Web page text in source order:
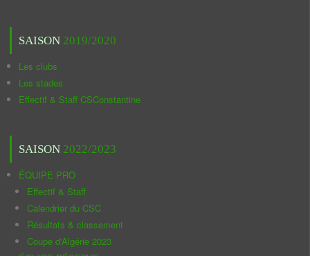
SAISON 2019/2020
Les clubs
Les stades
Effectif & Staff CSConstantine
SAISON 2022/2023
ÉQUIPE PRO
Effectif & Staff
Calendrier du CSC
Résultats & classement
Coupe d'Algérie 2023